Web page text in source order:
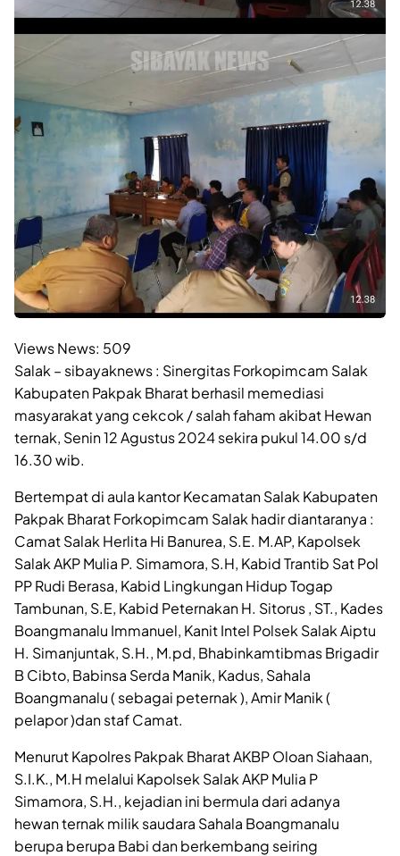
Views News: 509
Salak – sibayaknews : Sinergitas Forkopimcam Salak
Kabupaten Pakpak Bharat berhasil memediasi
masyarakat yang cekcok / salah faham akibat Hewan
ternak, Senin 12 Agustus 2024 sekira pukul 14.00 s/d
16.30 wib.
Bertempat di aula kantor Kecamatan Salak Kabupaten
Pakpak Bharat Forkopimcam Salak hadir diantaranya :
Camat Salak Herlita Hi Banurea, S.E. M.AP, Kapolsek
Salak AKP Mulia P. Simamora, S.H, Kabid Trantib Sat Pol
PP Rudi Berasa, Kabid Lingkungan Hidup Togap
Tambunan, S.E, Kabid Peternakan H. Sitorus , ST., Kades
Boangmanalu Immanuel, Kanit Intel Polsek Salak Aiptu
H. Simanjuntak, S.H., M.pd, Bhabinkamtibmas Brigadir
B Cibto, Babinsa Serda Manik, Kadus, Sahala
Boangmanalu ( sebagai peternak ), Amir Manik (
pelapor )dan staf Camat.
Menurut Kapolres Pakpak Bharat AKBP Oloan Siahaan,
S.I.K., M.H melalui Kapolsek Salak AKP Mulia P
Simamora, S.H., kejadian ini bermula dari adanya
hewan ternak milik saudara Sahala Boangmanalu
berupa berupa Babi dan berkembang seiring